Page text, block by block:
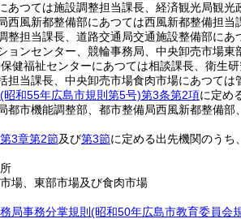
あつては施設調整担当課長、経済観光局観
西風新都整備部にあつては西風新都整備担
整担当課長、道路交通局交通施設整備部に
ョンセンター、競輪事務局、中央卸売市場
保健福祉センターにあつては相談課長、衛生
担当課長、中央卸売市場食肉市場にあつて
(昭和55年広島市規則第5号)第3条第2項に定め
都市機能調整部、都市整備局西風新都整備
3章第2節及び第3節に定める出先機関のうち
場、東部市場及び食肉市場
局事務分掌規則 (昭和50年広島市教育委員会